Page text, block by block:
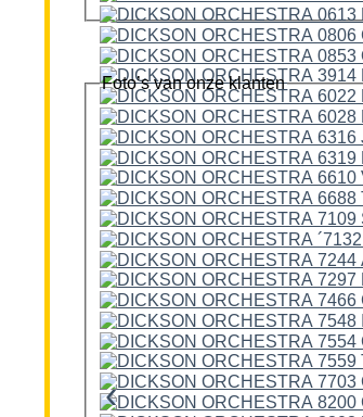
Foto’s van onze klanten
‹